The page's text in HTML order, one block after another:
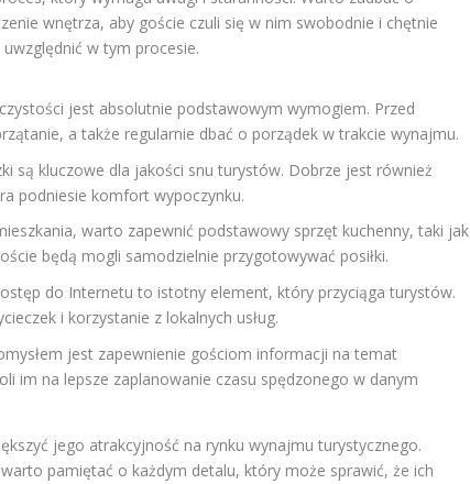
wnętrza, aby goście czuli się w nim swobodnie i chętnie
w tym procesie.
jest absolutnie podstawowym wymogiem. Przed
a także regularnie dbać o porządek w trakcie wynajmu.
są kluczowe dla jakości snu turystów. Dobrze jest również
podniesie komfort wypoczynku.
warto zapewnić podstawowy sprzęt kuchenny, taki jak
będą mogli samodzielnie przygotowywać posiłki.
do Internetu to istotny element, który przyciąga turystów.
i korzystanie z lokalnych usług.
jest zapewnienie gościom informacji na temat
im na lepsze zaplanowanie czasu spędzonego w danym
jego atrakcyjność na rynku wynajmu turystycznego.
pamiętać o każdym detalu, który może sprawić, że ich